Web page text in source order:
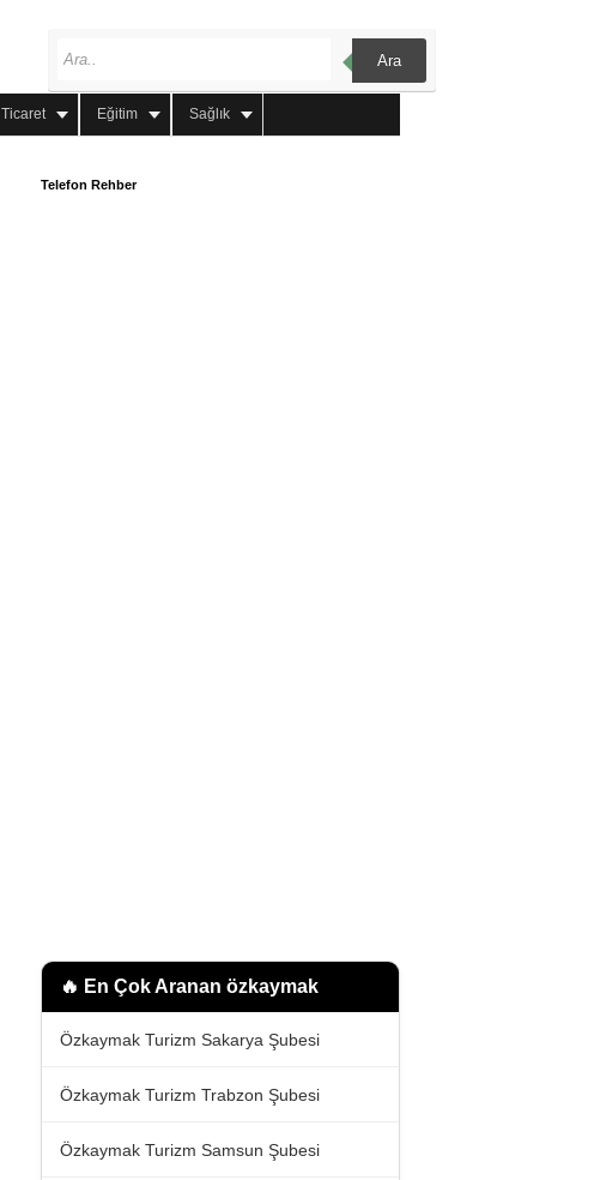
Ara
Ticaret Eğitim Sağlık
Telefon Rehber
🔥 En Çok Aranan özkaymak
Özkaymak Turizm Sakarya Şubesi
Özkaymak Turizm Trabzon Şubesi
Özkaymak Turizm Samsun Şubesi